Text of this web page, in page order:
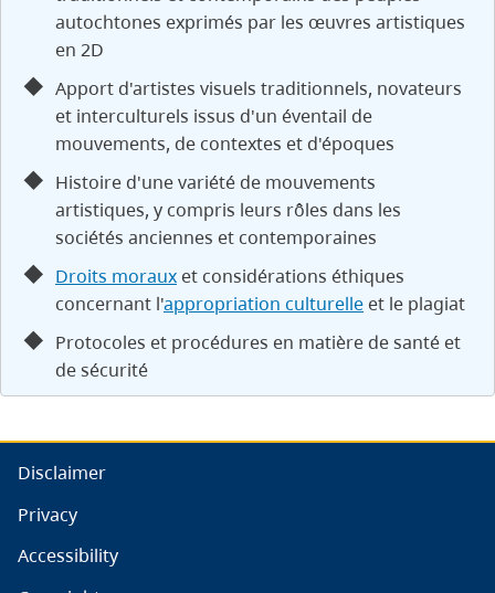
autochtones exprimés par les œuvres artistiques
en 2D
Apport d'artistes visuels traditionnels, novateurs
et interculturels issus d'un éventail de
mouvements, de contextes et d'époques
Histoire d'une variété de mouvements
artistiques, y compris leurs rôles dans les
sociétés anciennes et contemporaines
Droits moraux et considérations éthiques
concernant l'appropriation culturelle et le plagiat
Protocoles et procédures en matière de santé et
de sécurité
Disclaimer
Privacy
Accessibility